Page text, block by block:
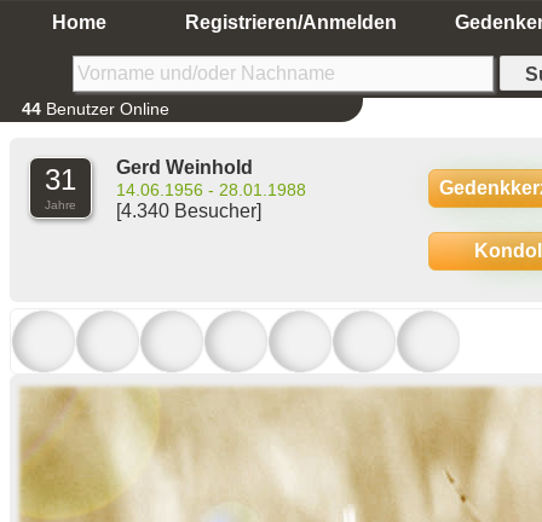
Home Registrieren/Anmelden
44 Benutzer Online
31
Jahre
Gerd Weinhold
14.06.1956 - 28.01.1988
[4.340 Besucher]